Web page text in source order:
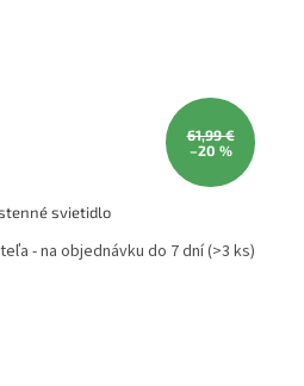
61,99 €
–20 %
svietidlo
- na objednávku do 7 dní(>3 ks)